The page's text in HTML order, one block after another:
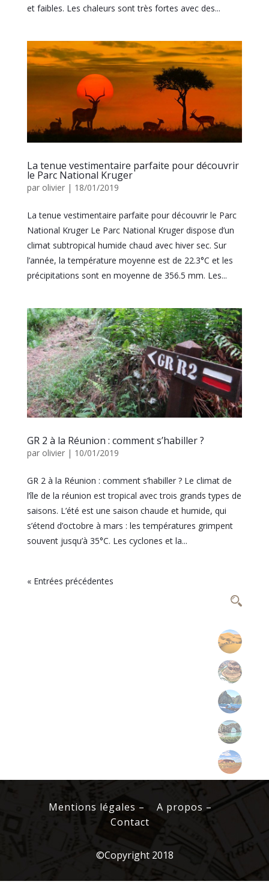
et faibles. Les chaleurs sont très fortes avec des...
La tenue vestimentaire parfaite pour découvrir
le Parc National Kruger
par olivier| 18/01/2019
La tenue vestimentaire parfaite pour découvrir le Parc
National Kruger Le Parc National Kruger dispose d’un
climat subtropical humide chaud avec hiver sec. Sur
l’année, la température moyenne est de 22.3°C et les
précipitations sont en moyenne de 356.5 mm. Les...
GR 2 à la Réunion : comment s’habiller ?
par olivier| 10/01/2019
GR 2 à la Réunion : comment s’habiller ? Le climat de
l’île de la réunion est tropical avec trois grands types de
saisons. L’été est une saison chaude et humide, qui
s’étend d’octobre à mars : les températures grimpent
souvent jusqu’à 35°C. Les cyclones et la...
« Entrées précédentes
Mentions légales –
A propos –
Contact
©Copyright 2018